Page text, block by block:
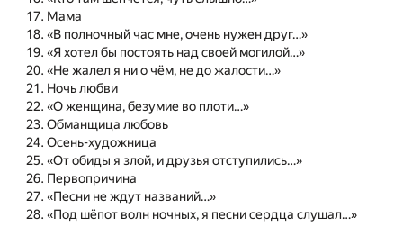
Мама
«В полночный час мне, очень нужен друг…»
«Я хотел бы постоять над своей могилой…»
«Не жалел я ни о чём, не до жалости…»
Ночь любви
«О женщина, безумие во плоти…»
Обманщица любовь
Осень-художница
«От обиды я злой, и друзья отступились…»
Первопричина
«Песни не ждут названий…»
«Под шёпот волн ночных, я песни сердца слушал…»